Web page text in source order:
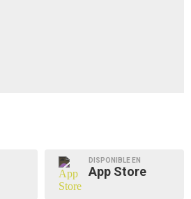
DISPONIBLE EN
App Store